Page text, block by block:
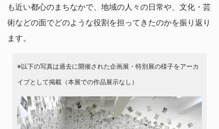
も近い都心のまちなかで、地域の人々の日常や、文化・芸
術などの面でどのような役割を担ってきたのかを振り返り
ます。
※以下の写真は過去に開催された企画展・特別展の様子をアーカ
イブとして掲載（本展での作品展示なし）